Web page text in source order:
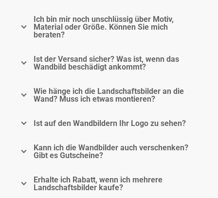
Ich bin mir noch unschlüssig über Motiv,
Material oder Größe. Können Sie mich
beraten?
Ist der Versand sicher? Was ist, wenn das
Wandbild beschädigt ankommt?
Wie hänge ich die Landschaftsbilder an die
Wand? Muss ich etwas montieren?
Ist auf den Wandbildern Ihr Logo zu sehen?
Kann ich die Wandbilder auch verschenken?
Gibt es Gutscheine?
Erhalte ich Rabatt, wenn ich mehrere
Landschaftsbilder kaufe?